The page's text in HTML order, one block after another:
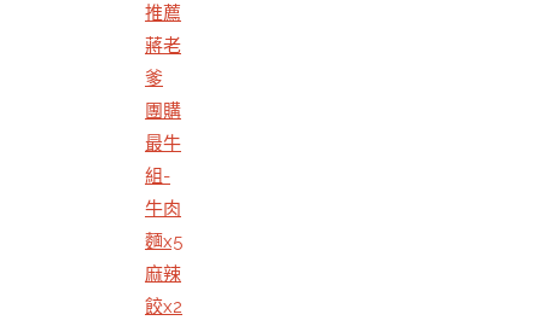
推薦
蔣老
爹
團購
最牛
組-
牛肉
麵x5
麻辣
餃x2